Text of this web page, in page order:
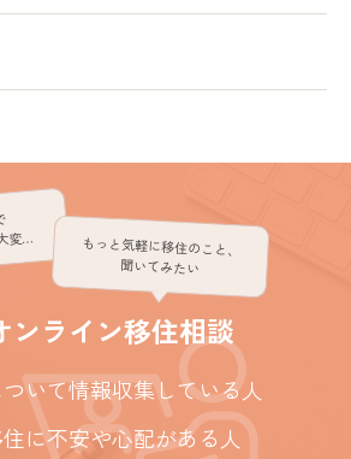
変… もっと気軽に移住のこと、
聞いてみたい
ンライン移住相談
いて情報収集している人
に不安や心配がある人